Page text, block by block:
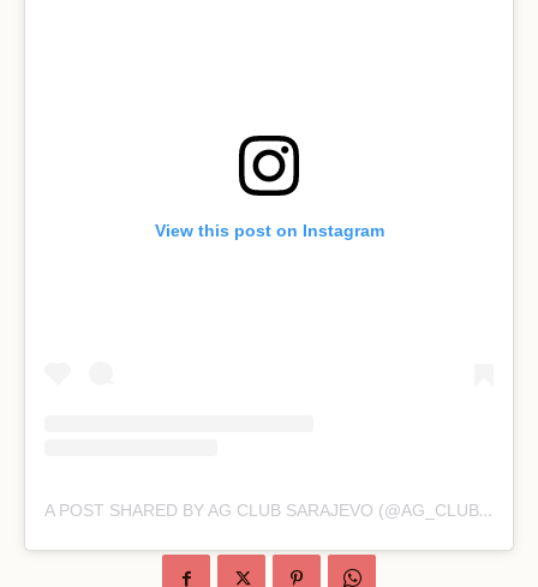
View this post on Instagram
A POST SHARED BY AG CLUB SARAJEVO (@AG_CLUB_SARAJEVO)